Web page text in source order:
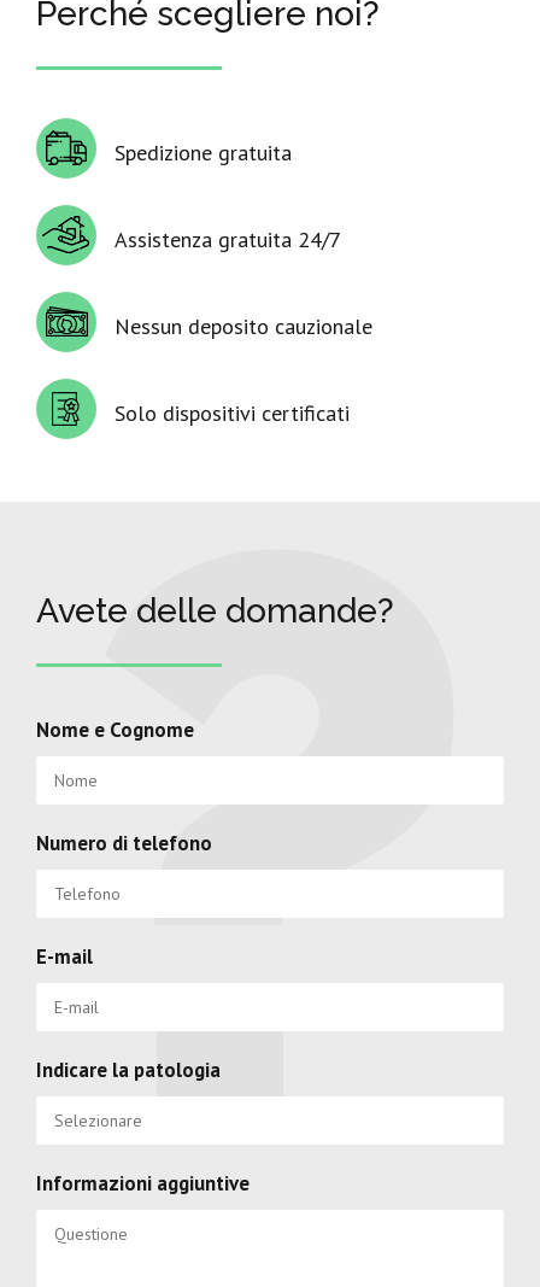
Perché scegliere noi?
Spedizione gratuita
Assistenza gratuita 24/7
Nessun deposito cauzionale
Solo dispositivi certificati
Avete delle domande?
Nome e Cognome
Numero di telefono
E-mail
Indicare la patologia
Informazioni aggiuntive